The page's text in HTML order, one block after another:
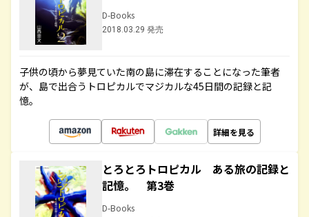
D-Books
2018.03.29 発売
子供の頃から夢見ていた南の島に滞在することになった筆者
が、島で出合うトロピカルでマジカルな45日間の記録と記
憶。
詳細を見る
とろとろトロピカル ある旅の記録と
記憶。 第3巻
D-Books